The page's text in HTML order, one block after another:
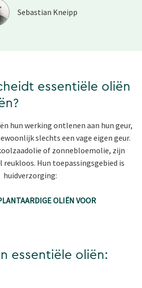
Sebastian Kneipp
essentiële oliën
hun werking ontlenen aan hun geur,
slechts een vage eigen geur.
of zonnebloemolie, zijn
Hun toepassingsgebied is
huidverzorging:
OLIËN VOOR
essentiële oliën: